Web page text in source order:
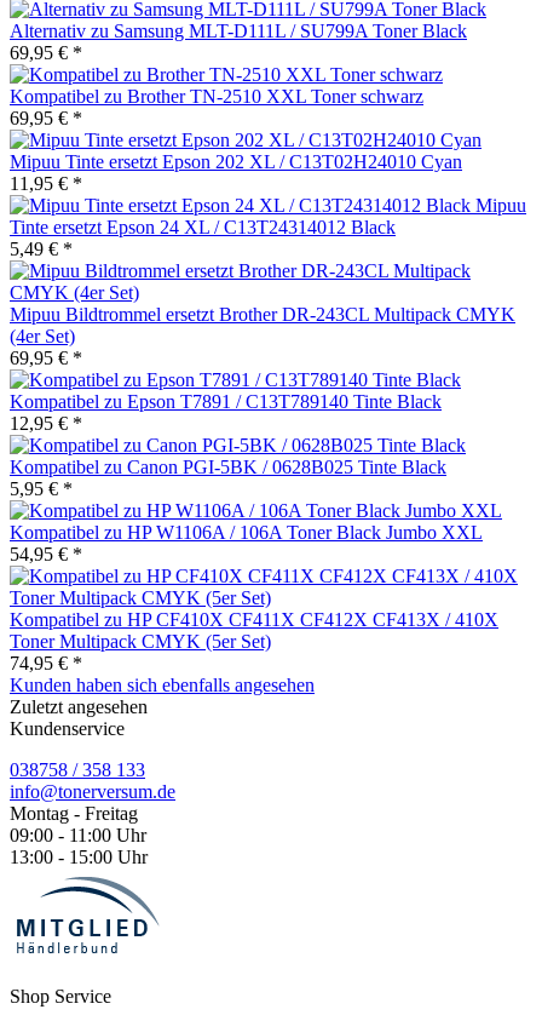
Alternativ zu Samsung MLT-D111L / SU799A Toner Black
69,95 € *
Kompatibel zu Brother TN-2510 XXL Toner schwarz
69,95 € *
Mipuu Tinte ersetzt Epson 202 XL / C13T02H24010 Cyan
11,95 € *
Mipuu
Tinte ersetzt Epson 24 XL / C13T24314012 Black
5,49 € *
Mipuu Bildtrommel ersetzt Brother DR-243CL Multipack CMYK
(4er Set)
69,95 € *
Kompatibel zu Epson T7891 / C13T789140 Tinte Black
12,95 € *
Kompatibel zu Canon PGI-5BK / 0628B025 Tinte Black
5,95 € *
Kompatibel zu HP W1106A / 106A Toner Black Jumbo XXL
54,95 € *
Kompatibel zu HP CF410X CF411X CF412X CF413X / 410X
Toner Multipack CMYK (5er Set)
74,95 € *
Kunden haben sich ebenfalls angesehen
Zuletzt angesehen
Kundenservice
038758 / 358 133
info@tonerversum.de
Montag - Freitag
09:00 - 11:00 Uhr
13:00 - 15:00 Uhr
Shop Service